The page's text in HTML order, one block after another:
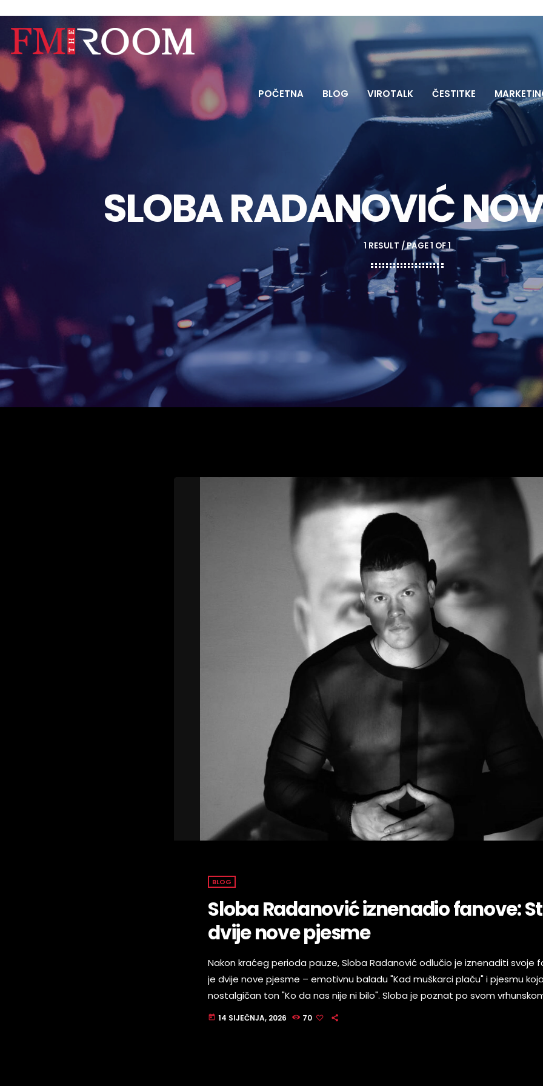
POČETNA BLOG VIROTALK ČESTITKE
SLOBA RADANOVIĆ
1 RESULT / PAGE 1 OF 1
BLOG
Sloba Radanović iznenadio fanove:
dvije nove pjesme
Nakon kraćeg perioda pauze, Sloba Radanović odlučio je iznenaditi svoje
je dvije nove pjesme – emotivnu baladu "Kad muškarci plaču" i pjesmu
nostalgičan ton "Ko da nas nije ni bilo". Sloba je poznat po svom
sposobnosti da prenese emociju u svaki stih, što su i ovim najavama
today 14 SIJEČNJA, 2026 70